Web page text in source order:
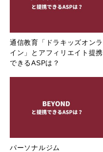
通信教育「ドラキッズオンラ
イン」とアフィリエイト提携
できるASPは？
パーソナルジム